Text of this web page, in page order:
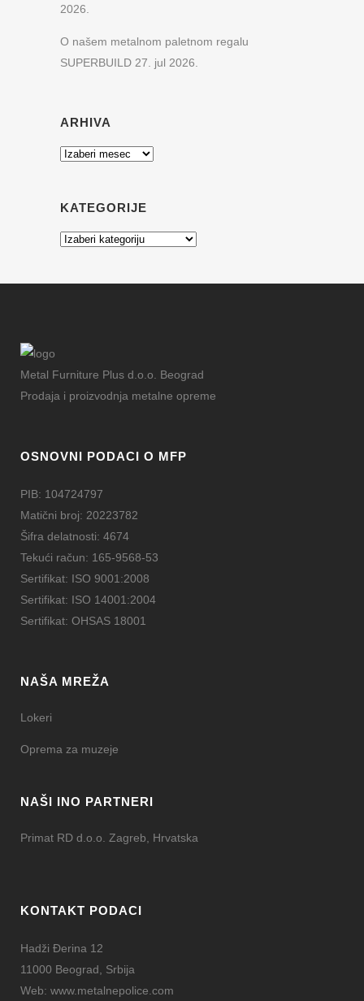
2026.
O našem metalnom paletnom regalu
SUPERBUILD 27. jul 2026.
ARHIVA
Arhiva
KATEGORIJE
Kategorije
Metal Furniture Plus d.o.o. Beograd
Prodaja i proizvodnja metalne opreme
OSNOVNI PODACI O MFP
PIB: 104724797
Matični broj: 20223782
Šifra delatnosti: 4674
Tekući račun: 165-9568-53
Sertifikat: ISO 9001:2008
Sertifikat: ISO 14001:2004
Sertifikat: OHSAS 18001
NAŠA MREŽA
Lokeri
Oprema za muzeje
NAŠI INO PARTNERI
Primat RD d.o.o. Zagreb, Hrvatska
KONTAKT PODACI
Hadži Đerina 12
11000 Beograd, Srbija
Web: www.metalnepolice.com